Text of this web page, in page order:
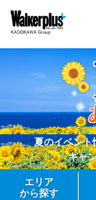
夏のイベント
キャ
エリア
から探す